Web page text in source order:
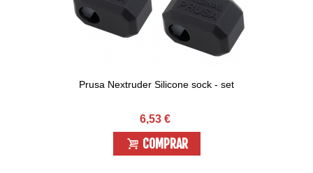
Prusa Nextruder Silicone sock - set
6,53 €
COMPRAR